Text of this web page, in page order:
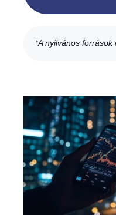
*A nyilvános